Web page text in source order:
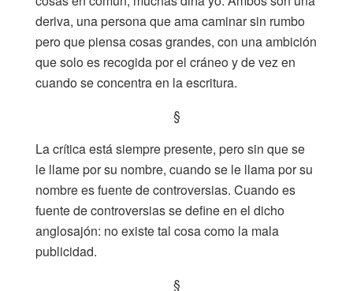
deriva, una persona que ama caminar sin rumbo
pero que piensa cosas grandes, con una ambición
que solo es recogida por el cráneo y de vez en
cuando se concentra en la escritura.
§
La crítica está siempre presente, pero sin que se
le llame por su nombre, cuando se le llama por su
nombre es fuente de controversias. Cuando es
fuente de controversias se define en el dicho
anglosajón: no existe tal cosa como la mala
publicidad.
§